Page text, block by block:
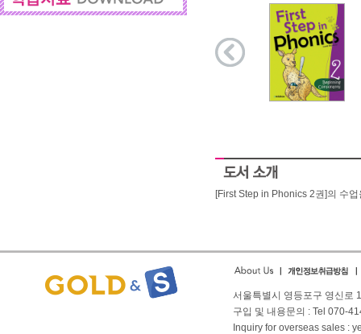
[First Step in Phonics 2권]의 수
서울특별시 영등포구 영신로
구입 및 내용문의 : Tel 070-
Inquiry for overseas sales :